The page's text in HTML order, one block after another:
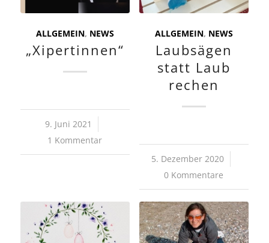
ALLGEMEIN, NEWS
„Xipertinnen“
9. Juni 2021
/
1 Kommentar
ALLGEMEIN, NEWS
Laubsägen
statt Laub
rechen
5. Dezember 2020
/
0 Kommentare